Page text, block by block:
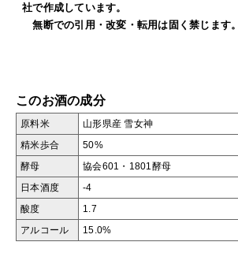
社で作成しています。
無断での引用・改変・転用は固く禁じます。
このお酒の成分
原料米 山形県産 雪女神
精米歩合 50%
酵母 協会601・1801酵母
日本酒度 -4
酸度 1.7
アルコール 15.0%